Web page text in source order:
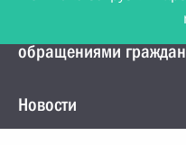
Управление
обращениями
Новости